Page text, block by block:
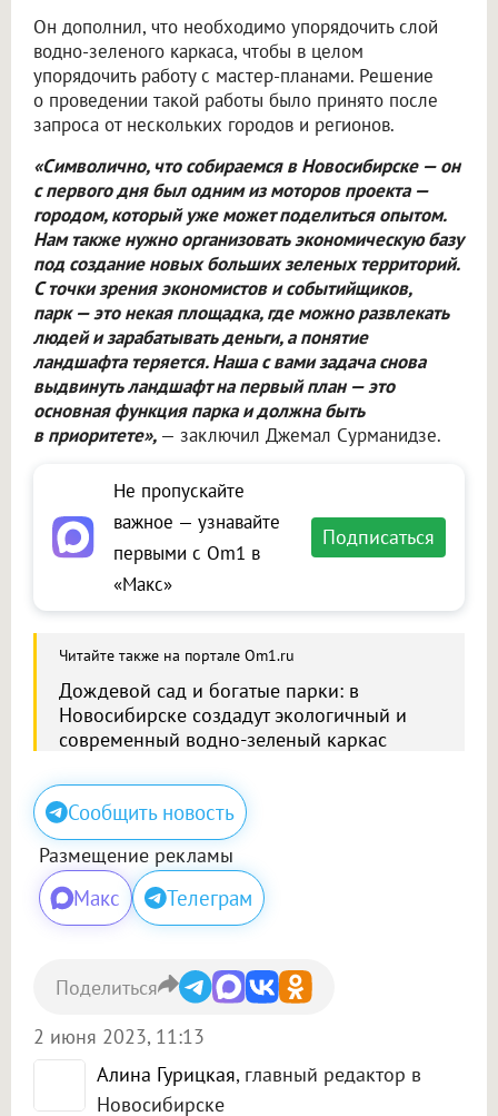
Он дополнил, что необходимо упорядочить слой
водно-зеленого каркаса, чтобы в целом
упорядочить работу с мастер-планами. Решение
о проведении такой работы было принято после
запроса от нескольких городов и регионов.
«Символично, что собираемся в Новосибирске — он
с первого дня был одним из моторов проекта —
городом, который уже может поделиться опытом.
Нам также нужно организовать экономическую базу
под создание новых больших зеленых территорий.
С точки зрения экономистов и событийщиков,
парк — это некая площадка, где можно развлекать
людей и зарабатывать деньги, а понятие
ландшафта теряется. Наша с вами задача снова
выдвинуть ландшафт на первый план — это
основная функция парка и должна быть
в приоритете», — заключил Джемал Сурманидзе.
Не пропускайте
важное — узнавайте
первыми с Om1 в
«Макс»
Подписаться
Читайте также на портале Om1.ru
Дождевой сад и богатые парки: в
Новосибирске создадут экологичный и
современный водно-зеленый каркас
Сообщить новость
Размещение рекламы
Макс Телеграм
Алина Гурицкая, главный редактор в
Новосибирске
2 июня 2023, 11:13
Поделиться